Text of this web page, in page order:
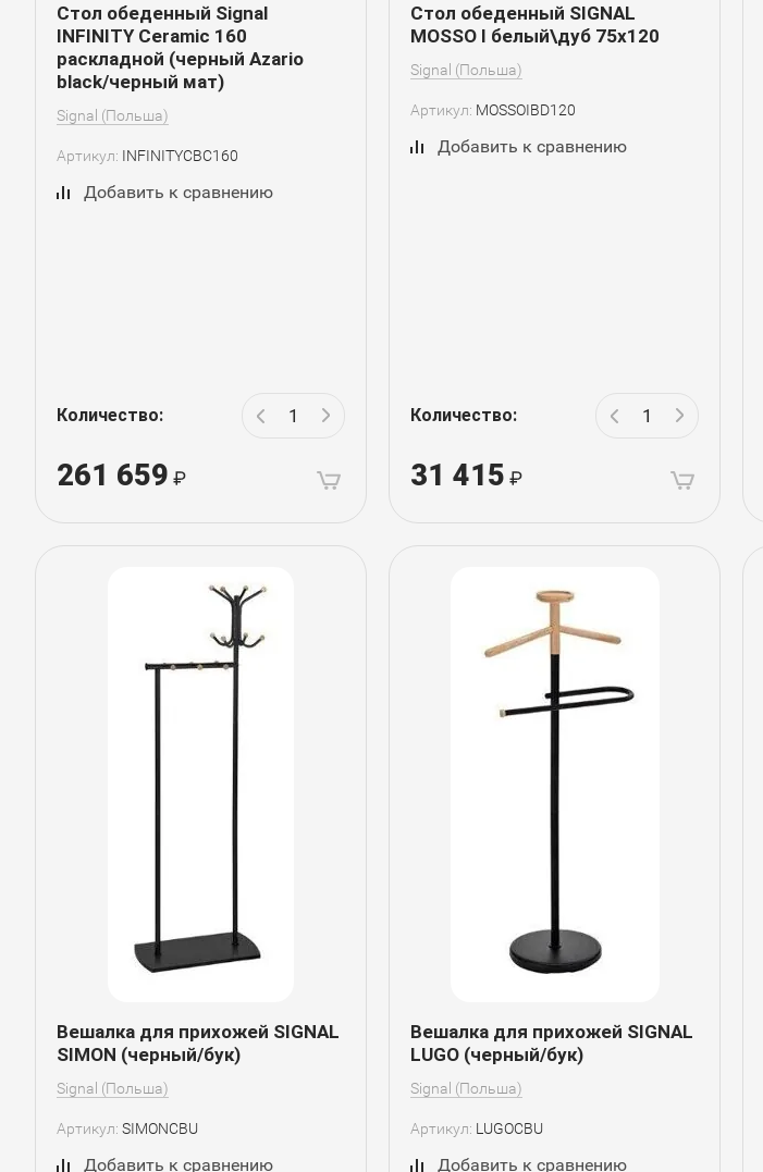
Стол обеденный Signal
INFINITY Ceramic 160
раскладной (черный Azario
black/черный мат)
Signal (Польша)
Артикул: INFINITYCBC160
Добавить к сравнению
Количество:
261 659
Стол обеденный SIGNAL
MOSSO I белый\дуб 75x120
Signal (Польша)
Артикул: MOSSOIBD120
Добавить к сравнению
Количество:
31 415
Вешалка для прихожей SIGNAL
SIMON (черный/бук)
Signal (Польша)
Артикул: SIMONCBU
Добавить к сравнению
Вешалка для прихожей SIGNAL
LUGO (черный/бук)
Signal (Польша)
Артикул: LUGOCBU
Добавить к сравнению